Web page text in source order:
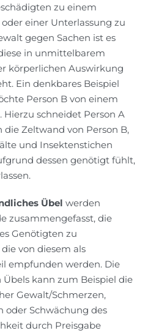
zu einem
einer Unterlassung zu
gegen Sachen ist es
in unmittelbarem
körperlichen Auswirkung
Ein denkbares Beispiel
Person B von einem
schneidet Person A
Zeltwand von Person B,
und Insektenstichen
dessen genötigt fühlt,
Übel werden
zusammengefasst, die
Genötigten zu
von diesem als
empfunden werden. Die
kann zum Beispiel die
Gewalt/Schmerzen,
oder Schwächung des
durch Preisgabe